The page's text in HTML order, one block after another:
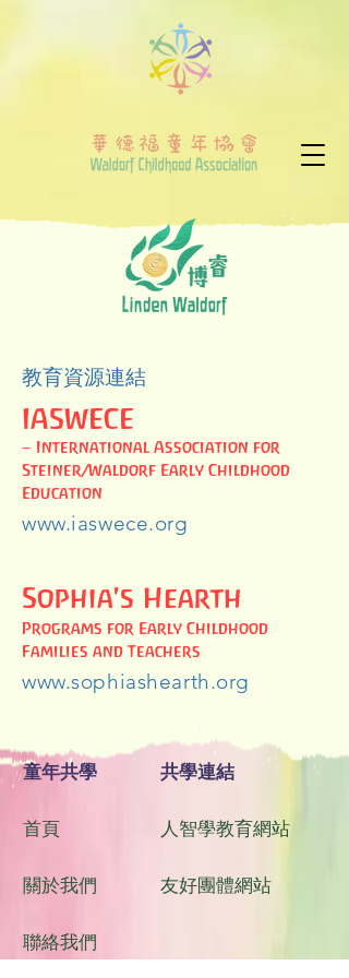
教育資源連結
IASWECE
– International Association for
Steiner/Waldorf Early Childhood
Education
www.iaswece.org
Sophia's Hearth
Programs for Early Childhood
Families and Teachers
www.sophiashearth.org
童年共學
首頁
關於我們
聯絡我們
共學連結
人智學教育網站
友好團體網站